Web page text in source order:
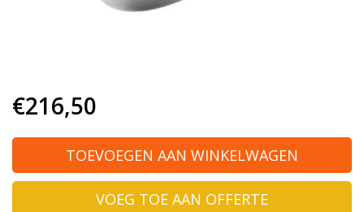
€216,50
TOEVOEGEN AAN WINKELWAGEN
VOEG TOE AAN OFFERTE